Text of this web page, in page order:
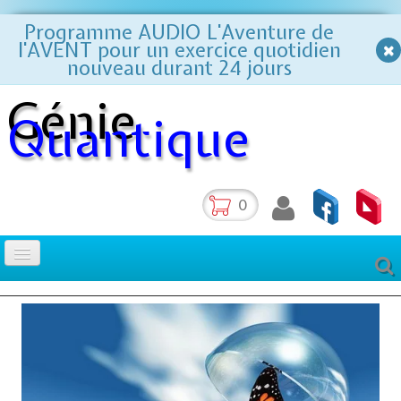
Programme AUDIO L'Aventure de
l'AVENT pour un exercice quotidien
nouveau durant 24 jours
Génie
Quantique
0
La méthode des 2 points